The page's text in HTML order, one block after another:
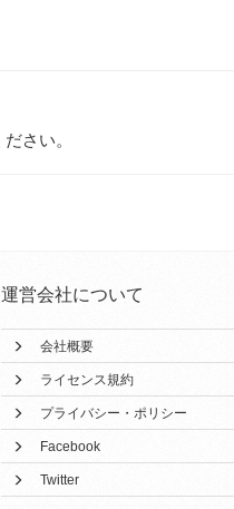
さい。
運営会社について
会社概要
ライセンス規約
プライバシー・ポリシー
Facebook
Twitter